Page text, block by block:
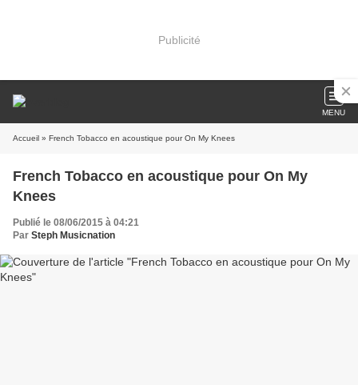
Publicité
MENU
Accueil » French Tobacco en acoustique pour On My Knees
French Tobacco en acoustique pour On My
Knees
Publié le 08/06/2015 à 04:21
Par Steph Musicnation